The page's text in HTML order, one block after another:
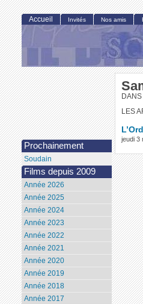
LES
jeudi 3
Accueil Invités Nos amis
Prochainement
Soudain
Films depuis 2009
Année 2026
Année 2025
Année 2024
Année 2023
Année 2022
Année 2021
Année 2020
Année 2019
Année 2018
Année 2017